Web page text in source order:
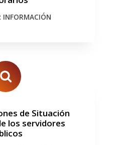
INFORMACIÓN
de Situación
los servidores